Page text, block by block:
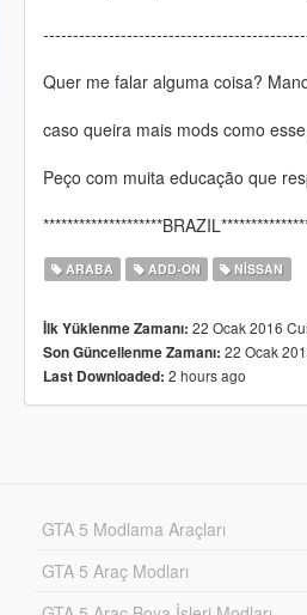
Quer me falar alguma coisa?
caso queira mais mods como
Peço com muita educação que
ARABA ADD-ON NISSAN
İlk Yüklenme Zamanı: 22 Ocak 2016
Son Güncellenme Zamanı: 22 Ocak
Last Downloaded: 2 hours ago
GTA 5 Modlama Araçları
GTA 5 Araç Modları